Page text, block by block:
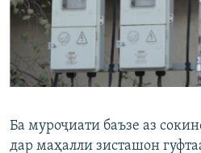
Ба муроҷиати баъзе аз
дар маҳалли зисташон